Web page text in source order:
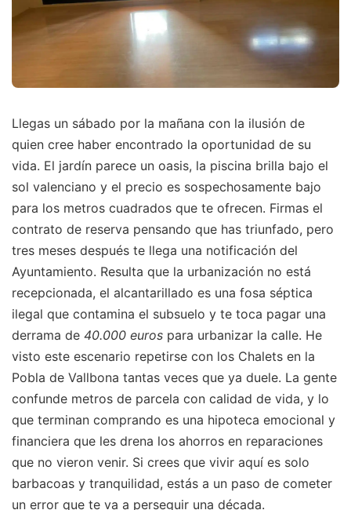
Llegas un sábado por la mañana con la ilusión de
quien cree haber encontrado la oportunidad de su
vida. El jardín parece un oasis, la piscina brilla bajo el
sol valenciano y el precio es sospechosamente bajo
para los metros cuadrados que te ofrecen. Firmas el
contrato de reserva pensando que has triunfado, pero
tres meses después te llega una notificación del
Ayuntamiento. Resulta que la urbanización no está
recepcionada, el alcantarillado es una fosa séptica
ilegal que contamina el subsuelo y te toca pagar una
derrama de 40.000 euros para urbanizar la calle. He
visto este escenario repetirse con los Chalets en la
Pobla de Vallbona tantas veces que ya duele. La gente
confunde metros de parcela con calidad de vida, y lo
que terminan comprando es una hipoteca emocional y
financiera que les drena los ahorros en reparaciones
que no vieron venir. Si crees que vivir aquí es solo
barbacoas y tranquilidad, estás a un paso de cometer
un error que te va a perseguir una década.